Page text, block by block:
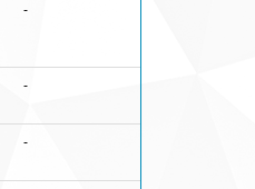
-
-
-